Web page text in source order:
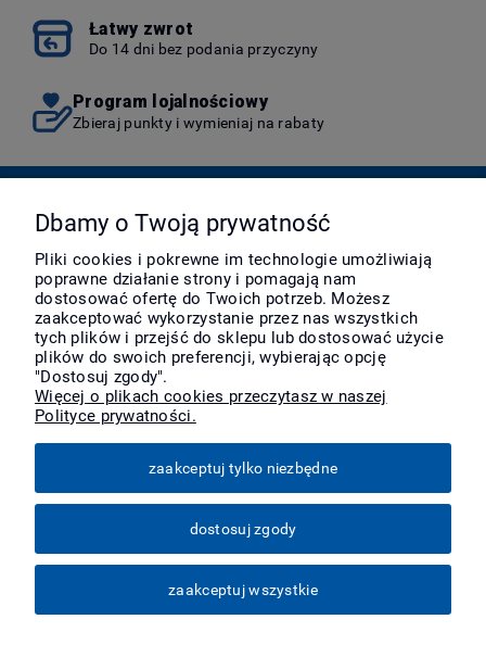
Łatwy zwrot
Do 14 dni bez podania przyczyny
Program lojalnościowy
Zbieraj punkty i wymieniaj na rabaty
Pomoc
Moje konto
Płatności i dostawa
O nas
Więcej
Dbamy o Twoją prywatność
Pliki cookies i pokrewne im technologie umożliwiają
poprawne działanie strony i pomagają nam
dostosować ofertę do Twoich potrzeb. Możesz
zaakceptować wykorzystanie przez nas wszystkich
tych plików i przejść do sklepu lub dostosować użycie
plików do swoich preferencji, wybierając opcję
"Dostosuj zgody".
Więcej o plikach cookies przeczytasz w naszej
Polityce prywatności.
zaakceptuj tylko niezbędne
dostosuj zgody
zaakceptuj wszystkie